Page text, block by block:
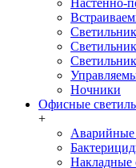
Ночники
Офисные
+
Аварийные
Накладные